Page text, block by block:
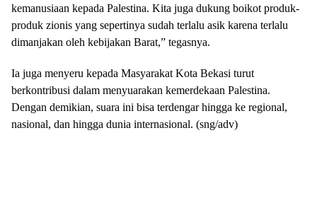
kemanusiaan kepada Palestina. Kita juga dukung boikot produk-
produk zionis yang sepertinya sudah terlalu asik karena terlalu
dimanjakan oleh kebijakan Barat,” tegasnya.
Ia juga menyeru kepada Masyarakat Kota Bekasi turut
berkontribusi dalam menyuarakan kemerdekaan Palestina.
Dengan demikian, suara ini bisa terdengar hingga ke regional,
nasional, dan hingga dunia internasional. (sng/adv)